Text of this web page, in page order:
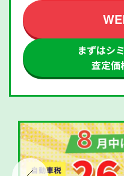
まずはシ
査定価